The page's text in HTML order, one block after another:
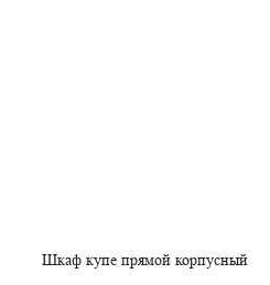
Шкаф купе прямой корпусный